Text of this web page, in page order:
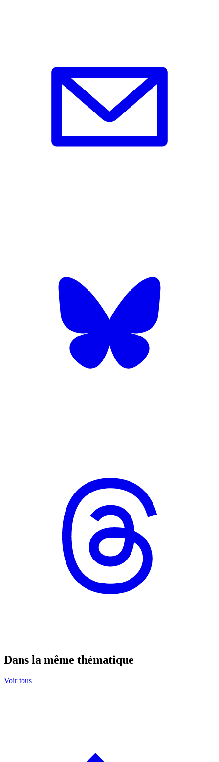
Dans la même thématique
Voir tous